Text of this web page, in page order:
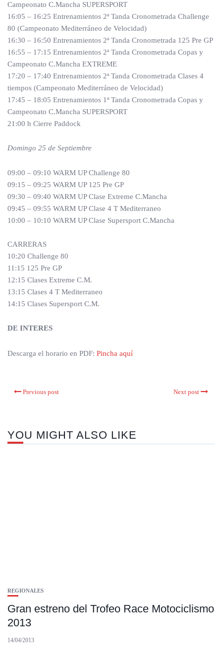
Campeonato C.Mancha SUPERSPORT
16:05 – 16:25 Entrenamientos 2ª Tanda Cronometrada Challenge
80 (Campeonato Mediterráneo de Velocidad)
16:30 – 16:50 Entrenamientos 2ª Tanda Cronometrada 125 Pre GP
16:55 – 17:15 Entrenamientos 2ª Tanda Cronometrada Copas y
Campeonato C.Mancha EXTREME
17:20 – 17:40 Entrenamientos 2ª Tanda Cronometrada Clases 4
tiempos (Campeonato Mediterráneo de Velocidad)
17:45 – 18:05 Entrenamientos 1ª Tanda Cronometrada Copas y
Campeonato C.Mancha SUPERSPORT
21:00 h Cierre Paddock
Domingo 25 de Septiembre
09:00 – 09:10 WARM UP Challenge 80
09:15 – 09:25 WARM UP 125 Pre GP
09:30 – 09:40 WARM UP Clase Extreme C.Mancha
09:45 – 09:55 WARM UP Clase 4 T Mediterraneo
10:00 – 10:10 WARM UP Clase Supersport C.Mancha
CARRERAS
10:20 Challenge 80
11:15 125 Pre GP
12:15 Clases Extreme C.M.
13:15 Clases 4 T Mediterraneo
14:15 Clases Supersport C.M.
DE INTERES
Descarga el horario en PDF: Pincha aquí
Previous post Next post
YOU MIGHT ALSO LIKE
REGIONALES
Gran estreno del Trofeo Race Motociclismo
2013
14/04/2013